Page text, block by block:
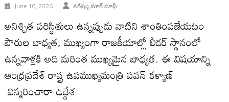
June 16, 2026 నరేష్కుమార్ సూఫీ
అనిశ్చిత పరిస్థితులు ఉన్నప్పుడు వాటిని శాంతింపజేయటం
పౌరుల బాధ్యత, ముఖ్యంగా రాజకీయాల్లో లీడర్ స్థానంలో
ఉన్నవాళ్లకి అది మరింత ముఖ్యమైన బాధ్యత. ఈ విషయాన్ని
ఆంధ్రప్రదేశ్ రాష్ట్ర ఉపముఖ్యమంత్రి పవన్ కళ్యాణ్
విస్మరించారా ఉద్దేశ